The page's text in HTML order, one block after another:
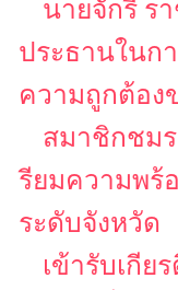
นายจักรี ร
ประธานในก
ความถูกต้อง
สมาชิกชมร
รียมความพร้
ระดับจังหวัด
เข้ารับเกี